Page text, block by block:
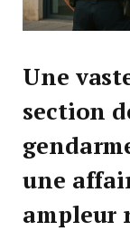
Une
section
une
ampleur